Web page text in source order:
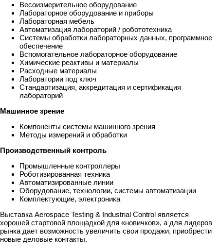
Весоизмерительное оборудование
Лабораторное оборудование и приборы
Лабораторная мебель
Автоматизация лабораторий / робототехника
Системы обработки лабораторных данных, программное
обеспечение
Вспомогательное лабораторное оборудование
Химические реактивы и материалы
Расходные материалы
Лаборатории под ключ
Стандартизация, аккредитация и сертификация
лабораторий
Машинное зрение
Компоненты системы машинного зрения
Методы измерений и обработки
Производственный контроль
Промышленные контроллеры
Роботизированная техника
Автоматизированные линии
Оборудование, технологии, системы автоматизации
Комплектующие, электроника
Выставка Aerospace Testing & Industrial Control является
хорошей стартовой площадкой для «новичков», а для лидеров
рынка дает возможность увеличить свои продажи, приобрести
новые деловые контакты.